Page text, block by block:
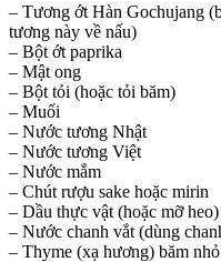
– Tương ớt Hàn Gochujang
tương này về nấu)
– Bột ớt paprika
– Mật ong
– Bột tỏi (hoặc tỏi băm)
– Muối
– Nước tương Nhật
– Nước tương Việt
– Nước mắm
– Chút rượu sake hoặc mirin
– Dầu thực vật (hoặc mỡ heo)
– Nước chanh vắt (dùng
– Thyme (xạ hương) băm